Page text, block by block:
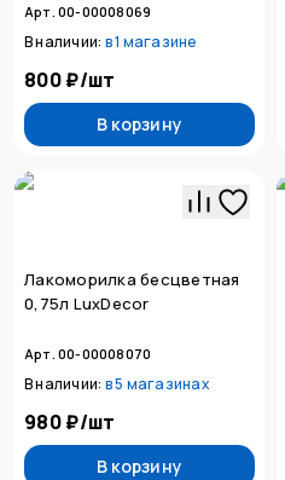
Арт. 00-00008069
В наличии: в1 магазине
800 ₽/шт
В корзину
Лакоморилка бесцветная
0,75л LuxDecor
Арт. 00-00008070
В наличии: в5 магазинах
980 ₽/шт
В корзину